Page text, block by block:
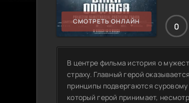
СМОТРЕТЬ ОНЛАЙН 0
В центре фильма история о
страху. Главный герой
принципы подвергаются
который герой принимает,